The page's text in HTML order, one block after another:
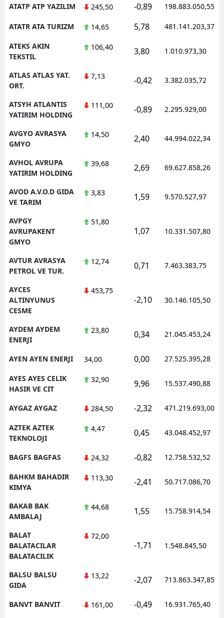
ATATP ATP YAZILIM 245,50 -0,89 198.883.050,55
ATATR ATA TURIZM 14,65 5,78 481.141.203,37
ATEKS AKIN
TEKSTIL
106,40 3,80 1.010.973,30
ATLAS ATLAS YAT.
ORT.
7,13 -0,42 3.382.035,72
ATSYH ATLANTIS
YATIRIM HOLDING
111,00 -0,89 2.295.929,00
AVGYO AVRASYA
GMYO
14,50 2,40 44.994.022,34
AVHOL AVRUPA
YATIRIM HOLDING
39,68 2,69 69.627.858,26
AVOD A.V.O.D GIDA
VE TARIM
3,83 1,59 9.570.527,97
AVPGY
AVRUPAKENT
GMYO
51,80
1,07 10.331.507,80
AVTUR AVRASYA
PETROL VE TUR.
12,74 0,71 7.463.383,75
AYCES
ALTINYUNUS
CESME
453,75
-2,10 30.146.105,50
AYDEM AYDEM
ENERJI
23,80 0,34 21.045.453,24
AYEN AYEN ENERJI 34,00 0,00 27.525.395,28
AYES AYES CELIK
HASIR VE CIT
32,90 9,96 15.537.490,88
AYGAZ AYGAZ 284,50 -2,32 471.219.693,00
AZTEK AZTEK
TEKNOLOJI
4,47 0,45 43.048.452,97
BAGFS BAGFAS 24,32 -0,82 12.758.532,52
BAHKM BAHADIR
KIMYA
113,30 -2,41 50.717.086,70
BAKAB BAK
AMBALAJ
44,68 1,55 15.758.914,54
BALAT
BALATACILAR
BALATACILIK
72,00
-1,71 1.548.845,50
BALSU BALSU
GIDA
13,22 -2,07 713.863.347,85
BANVT BANVIT 161,00 -0,49 16.931.765,40